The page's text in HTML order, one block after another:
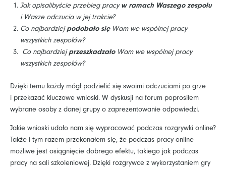
Jak opisalibyście przebieg pracyw ramach Waszego zespołu
i Wasze odczucia w jej trakcie?
Co najbardziejpodobało sięWam we wspólnej pracy
wszystkich zespołów?
Co najbardziejprzeszkadzałoWam we wspólnej pracy
wszystkich zespołów?
Dzięki temu każdy mógł podzielić się swoimi odczuciami po grze
i przekazać kluczowe wnioski. W dyskusji na forum poprosiłem
wybrane osoby z danej grupy o zaprezentowanie odpowiedzi.
Jakie wnioski udało nam się wypracować podczas rozgrywki online?
Także i tym razem przekonałem się, że podczas pracy online
możliwe jest osiągnięcie dobrego efektu, takiego jak podczas
pracy na sali szkoleniowej. Dzięki rozgrywce z wykorzystaniem gry